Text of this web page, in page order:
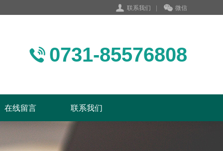
联系我们 | 微信
0731-85576808
在线留言 联系我们